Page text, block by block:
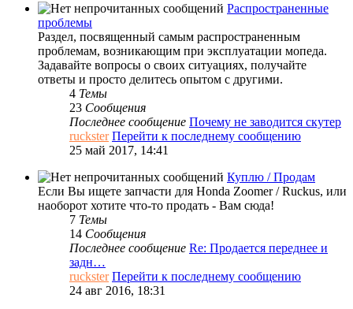
Распространенные
проблемы
Раздел, посвященный самым распространенным
проблемам, возникающим при эксплуатации мопеда.
Задавайте вопросы о своих ситуациях, получайте
ответы и просто делитесь опытом с другими.
4 Темы
23 Сообщения
Последнее сообщение Почему не заводится скутер
ruckster Перейти к последнему сообщению
25 май 2017, 14:41
Куплю / Продам
Если Вы ищете запчасти для Honda Zoomer / Ruckus, или
наоборот хотите что-то продать - Вам сюда!
7 Темы
14 Сообщения
Последнее сообщение Re: Продается переднее и
задн…
ruckster Перейти к последнему сообщению
24 авг 2016, 18:31